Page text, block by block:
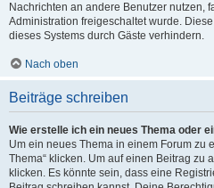
Nachrichten an andere Benutzer nutzen,
Administration freigeschaltet wurde.
dieses Systems durch Gäste verhindern.
Nach oben
Beiträge schreiben
Wie erstelle ich ein neues Thema oder
Um ein neues Thema in einem Forum zu
Thema“ klicken. Um auf einen Beitrag zu
klicken. Es könnte sein, dass eine